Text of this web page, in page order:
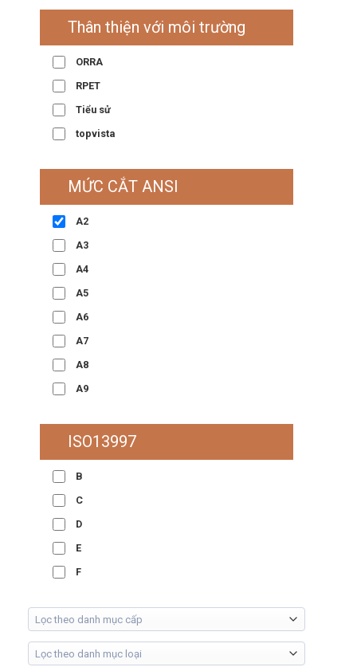
Thân thiện với môi trường
ORRA
RPET
Tiểu sử
topvista
MỨC CẮT ANSI
A2
A3
A4
A5
A6
A7
A8
A9
ISO13997
B
C
D
E
F